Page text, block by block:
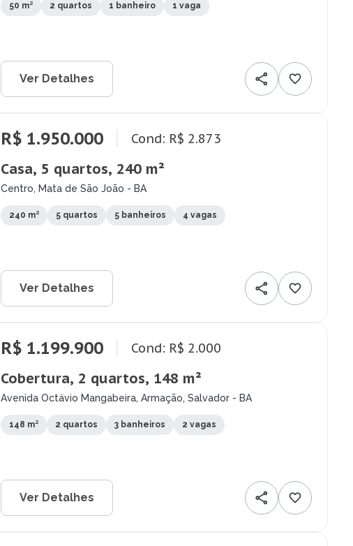
50 m² 2 quartos 1 banheiro 1 vaga
Ver Detalhes
R$ 1.950.000 Cond: R$ 2.873
Casa, 5 quartos, 240 m²
Centro, Mata de São João - BA
240 m² 5 quartos 5 banheiros 4 vagas
Ver Detalhes
R$ 1.199.900 Cond: R$ 2.000
Cobertura, 2 quartos, 148 m²
Avenida Octávio Mangabeira, Armação, Salvador - BA
148 m² 2 quartos 3 banheiros 2 vagas
Ver Detalhes